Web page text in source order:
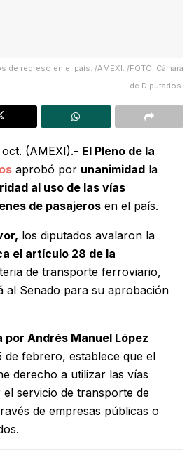
de regreso en el país. /AMEXI. /FOTO: Cámara
de Diputados.
(AMEXI).- El Pleno de la
aprobó por unanimidad la
al uso de las vías
de pasajeros en el país.
los diputados avalaron la
el artículo 28 de la
de transporte ferroviario,
al Senado para su aprobación
por Andrés Manuel López
de febrero, establece que el
derecho a utilizar las vías
servicio de transporte de
de empresas públicas o